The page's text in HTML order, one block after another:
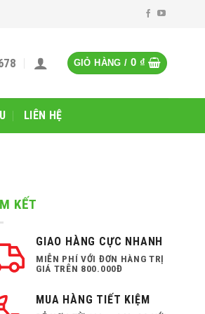
GIỎ HÀNG / 0 ₫
LIÊN HỆ
KẾT
GIAO HÀNG CỰC NHANH
MIỄN PHÍ VỚI ĐƠN HÀNG TRỊ
GIÁ TRÊN 800.000Đ
MUA HÀNG TIẾT KIỆM